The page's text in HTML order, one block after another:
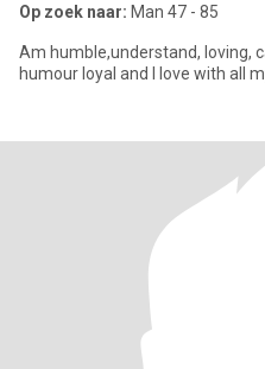
Op zoek naar: Man 47 - 85
Am humble,understand, loving,
humour loyal and I love with all